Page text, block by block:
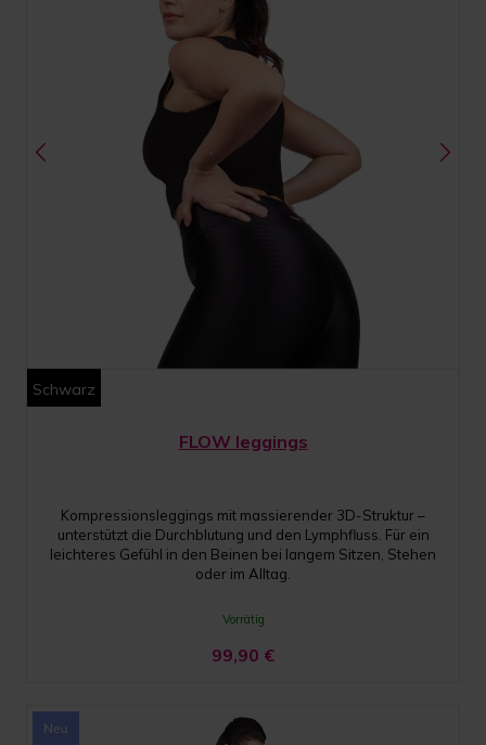
Schwarz
FLOW leggings
Kompressionsleggings mit massierender 3D-Struktur –
unterstützt die Durchblutung und den Lymphfluss. Für ein
leichteres Gefühl in den Beinen bei langem Sitzen, Stehen
oder im Alltag.
Vorrätig
99,90 €